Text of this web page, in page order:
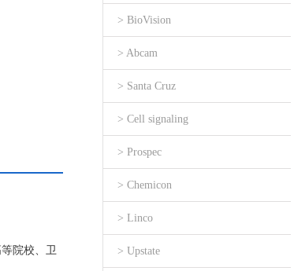
院校、卫
> BioVision
> Abcam
> Santa Cruz
> Cell signaling
> Prospec
> Chemicon
> Linco
> Upstate